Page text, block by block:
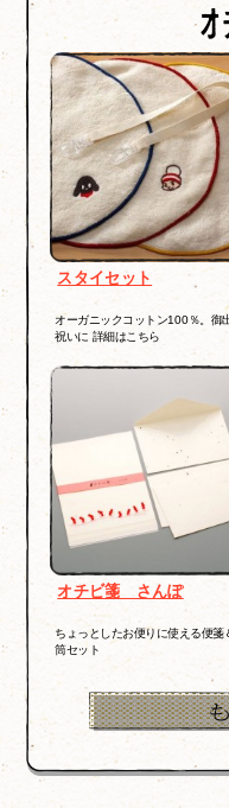
スタイセット
オーガニックコットン100％。御
祝いに 詳細はこちら
オチビ箋 さんぽ
ちょっとしたお便りに使える便箋
筒セット